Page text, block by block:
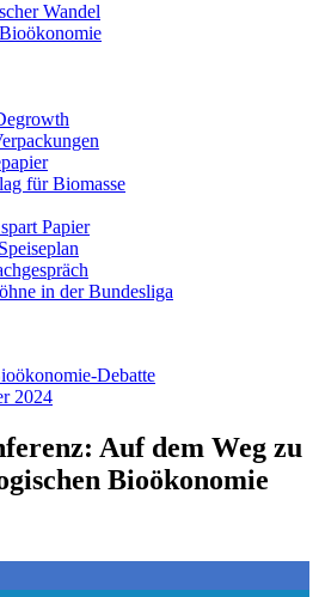
Wandel
für Biomasse
Papier
in der Bundesliga
Debatte
2024
Auf dem Weg zu
Bioökonomie